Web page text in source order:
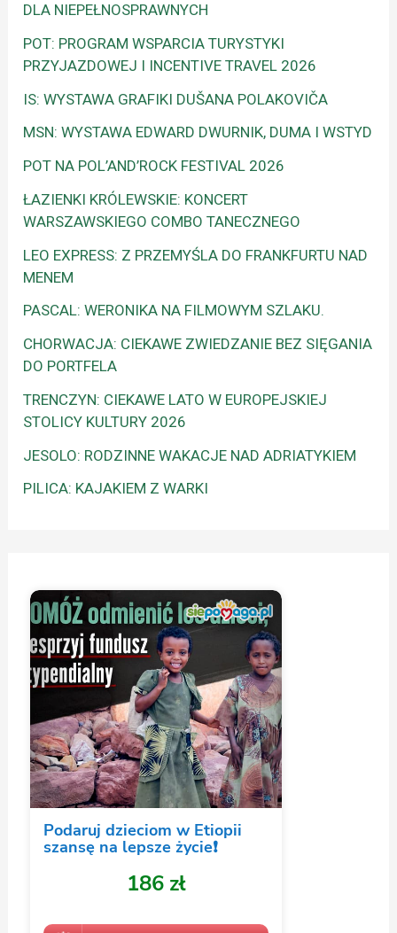
DLA NIEPEŁNOSPRAWNYCH
POT: PROGRAM WSPARCIA TURYSTYKI
PRZYJAZDOWEJ I INCENTIVE TRAVEL 2026
IS: WYSTAWA GRAFIKI DUŠANA POLAKOVIČA
MSN: WYSTAWA EDWARD DWURNIK, DUMA I WSTYD
POT NA POL’AND’ROCK FESTIVAL 2026
ŁAZIENKI KRÓLEWSKIE: KONCERT
WARSZAWSKIEGO COMBO TANECZNEGO
LEO EXPRESS: Z PRZEMYŚLA DO FRANKFURTU NAD
MENEM
PASCAL: WERONIKA NA FILMOWYM SZLAKU.
CHORWACJA: CIEKAWE ZWIEDZANIE BEZ SIĘGANIA
DO PORTFELA
TRENCZYN: CIEKAWE LATO W EUROPEJSKIEJ
STOLICY KULTURY 2026
JESOLO: RODZINNE WAKACJE NAD ADRIATYKIEM
PILICA: KAJAKIEM Z WARKI